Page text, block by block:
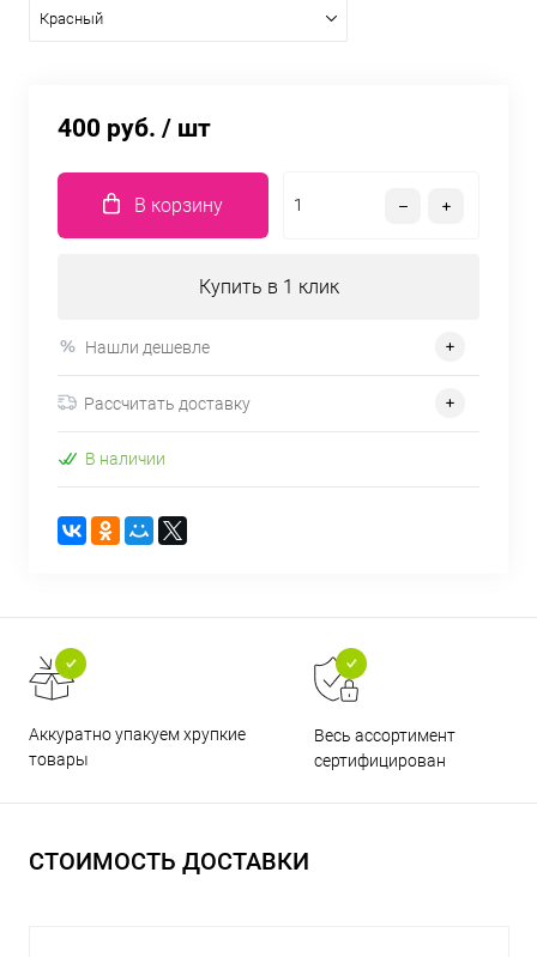
Красный
400 руб. / шт
В корзину
Купить в 1 клик
Нашли дешевле
Рассчитать доставку
В наличии
Аккуратно упакуем хрупкие
товары
Весь ассортимент
сертифицирован
СТОИМОСТЬ ДОСТАВКИ